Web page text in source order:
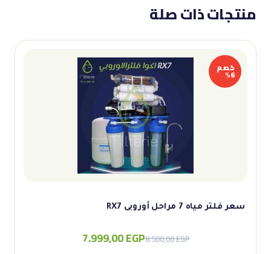
منتجات ذات صلة
خصم
6%
سعر فلتر مياه 7 مراحل أوروبى RX7
8.500,00EGP
Original
7.999,00EGP
Current